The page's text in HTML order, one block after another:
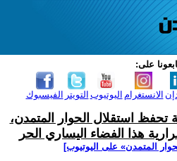
على:
الفيسبوك التويتر اليوتيوب الانستغرام
تحفظ استقلال الحوار المتمدن،
هذا الفضاء اليساري الحر
المتمدن» على اليوتيوب]